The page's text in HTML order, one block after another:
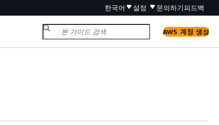
한국어 설정 문의하기피드백
AWS 계정 생성